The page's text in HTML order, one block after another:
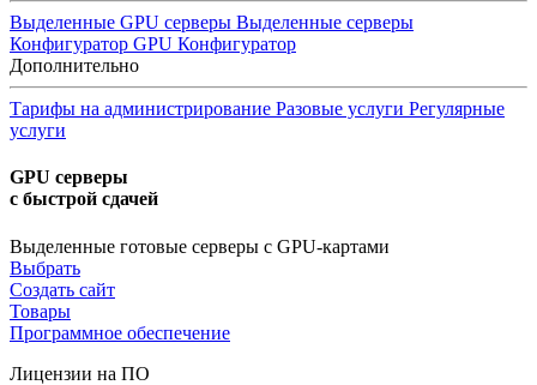
Выделенные GPU серверы Выделенные серверы
Конфигуратор GPU Конфигуратор
Дополнительно
Тарифы на администрирование Разовые услуги Регулярные
услуги
GPU серверы
с быстрой сдачей
Выделенные готовые серверы с GPU-картами
Выбрать
Создать сайт
Товары
Программное обеспечение
Лицензии на ПО